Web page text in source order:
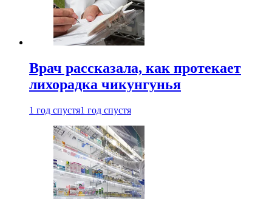
Врач рассказала, как протекает
лихорадка чикунгунья
1 год спустя1 год спустя